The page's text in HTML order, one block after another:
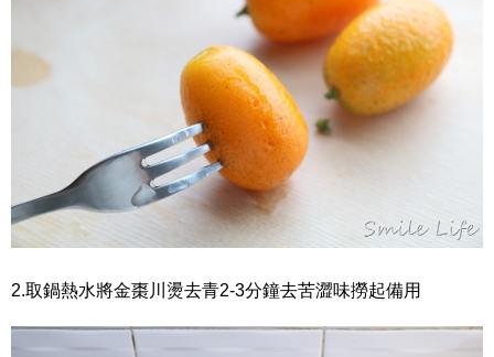
2.取鍋熱水將金棗川燙去青2-3分鐘去苦澀味撈起備用